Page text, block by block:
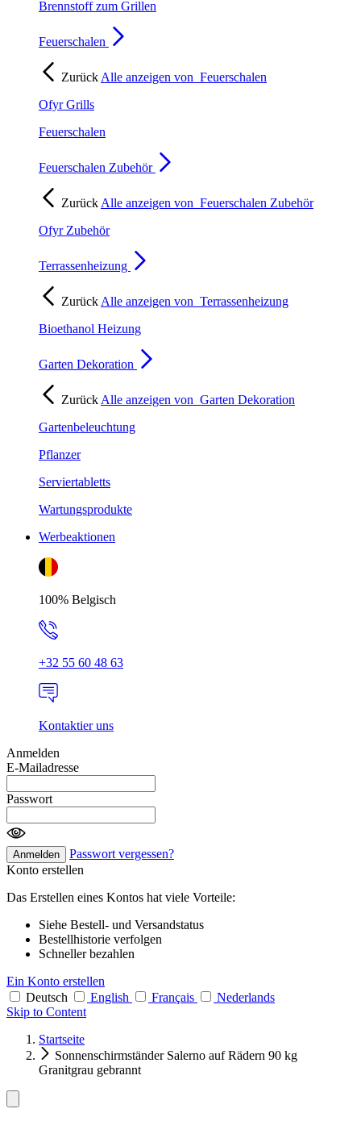
Brennstoff zum Grillen
Feuerschalen
Zurück Alle anzeigen von Feuerschalen
Ofyr Grills
Feuerschalen
Feuerschalen Zubehör
Zurück Alle anzeigen von Feuerschalen Zubehör
Ofyr Zubehör
Terrassenheizung
Zurück Alle anzeigen von Terrassenheizung
Bioethanol Heizung
Garten Dekoration
Zurück Alle anzeigen von Garten Dekoration
Gartenbeleuchtung
Pflanzer
Serviertabletts
Wartungsprodukte
Werbeaktionen
100% Belgisch
+32 55 60 48 63
Kontaktier uns
Anmelden
E-Mailadresse
Passwort
Anmelden
Passwort vergessen?
Konto erstellen
Das Erstellen eines Kontos hat viele Vorteile:
Siehe Bestell- und Versandstatus
Bestellhistorie verfolgen
Schneller bezahlen
Ein Konto erstellen
Deutsch
English Français
Nederlands
Skip to Content
Startseite
Sonnenschirmständer Salerno auf Rädern 90 kg
Granitgrau gebrannt